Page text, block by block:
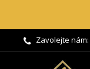
Zavolejte nám: